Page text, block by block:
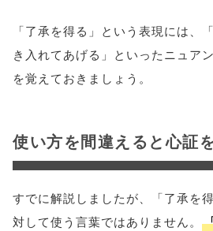
「了承を得る」という表現には、
き入れてあげる」といったニュア
を覚えておきましょう。
使い方を間違えると心証
すでに解説しましたが、「了承を
対して使う言葉ではありません。